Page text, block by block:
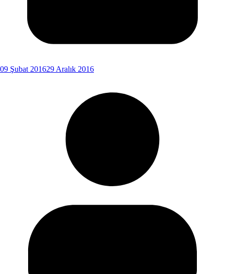
09 Şubat 201629 Aralık 2016